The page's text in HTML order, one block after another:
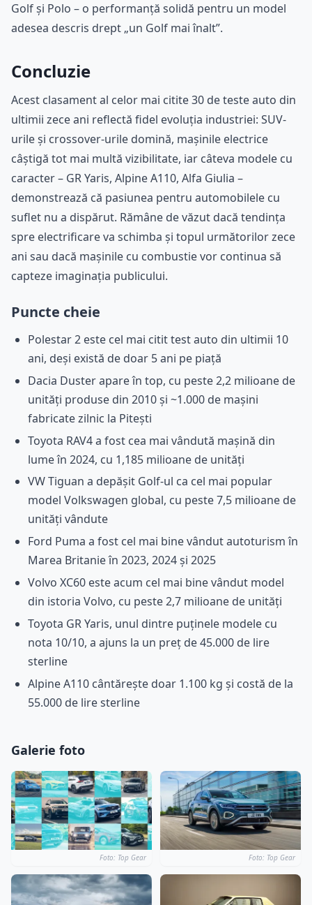
Golf și Polo – o performanță solidă pentru un model
adesea descris drept „un Golf mai înalt”.
Concluzie
Acest clasament al celor mai citite 30 de teste auto din
ultimii zece ani reflectă fidel evoluția industriei: SUV-
urile și crossover-urile domină, mașinile electrice
câștigă tot mai multă vizibilitate, iar câteva modele cu
caracter – GR Yaris, Alpine A110, Alfa Giulia –
demonstrează că pasiunea pentru automobilele cu
suflet nu a dispărut. Rămâne de văzut dacă tendința
spre electrificare va schimba și topul următorilor zece
ani sau dacă mașinile cu combustie vor continua să
capteze imaginația publicului.
Puncte cheie
Polestar 2 este cel mai citit test auto din ultimii 10
ani, deși există de doar 5 ani pe piață
Dacia Duster apare în top, cu peste 2,2 milioane de
unități produse din 2010 și ~1.000 de mașini
fabricate zilnic la Pitești
Toyota RAV4 a fost cea mai vândută mașină din
lume în 2024, cu 1,185 milioane de unități
VW Tiguan a depășit Golf-ul ca cel mai popular
model Volkswagen global, cu peste 7,5 milioane de
unități vândute
Ford Puma a fost cel mai bine vândut autoturism în
Marea Britanie în 2023, 2024 și 2025
Volvo XC60 este acum cel mai bine vândut model
din istoria Volvo, cu peste 2,7 milioane de unități
Toyota GR Yaris, unul dintre puținele modele cu
nota 10/10, a ajuns la un preț de 45.000 de lire
sterline
Alpine A110 cântărește doar 1.100 kg și costă de la
55.000 de lire sterline
Galerie foto
Foto: Top Gear Foto: Top Gear